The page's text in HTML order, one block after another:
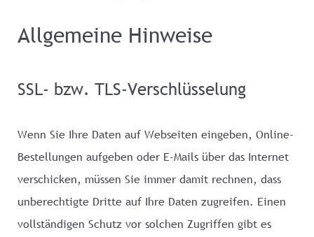
Allgemeine Hinweise
SSL- bzw. TLS-Verschlüsselung
Wenn Sie Ihre Daten auf Webseiten eingeben, Online-
Bestellungen aufgeben oder E-Mails über das Internet
verschicken, müssen Sie immer damit rechnen, dass
unberechtigte Dritte auf Ihre Daten zugreifen. Einen
vollständigen Schutz vor solchen Zugriffen gibt es